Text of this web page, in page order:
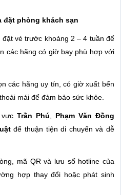
đặt phòng khách sạn
đặt vé trước khoảng 2 – 4 tuần để
các hãng có giờ bay phù hợp với
các hãng uy tín, có giờ xuất bến
mái để đảm bảo sức khỏe.
Trần Phú, Phạm Văn Đồng
để thuận tiện di chuyển và dễ
mã QR và lưu số hotline của
hợp thay đổi hoặc phát sinh